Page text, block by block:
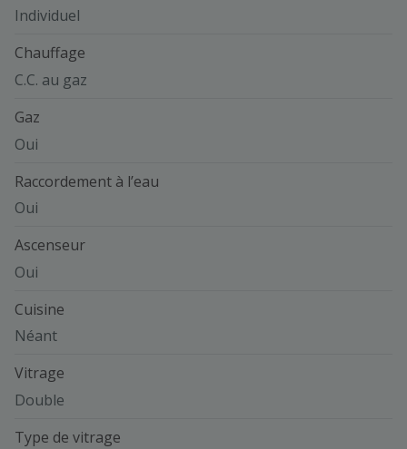
Individuel
Chauffage
C.C. au gaz
Gaz
Oui
Raccordement à l’eau
Oui
Ascenseur
Oui
Cuisine
Néant
Vitrage
Double
Type de vitrage